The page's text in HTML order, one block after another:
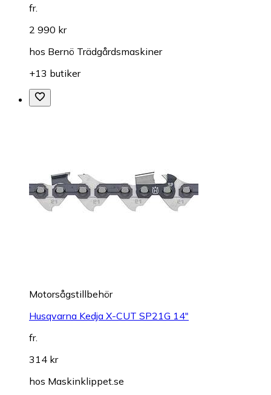
fr.
2 990 kr
hos Bernö Trädgårdsmaskiner
+13 butiker
Motorsågstillbehör
Husqvarna Kedja X-CUT SP21G 14"
fr.
314 kr
hos Maskinklippet.se